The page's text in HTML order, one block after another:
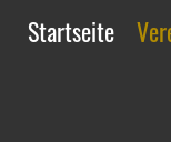
Startseite